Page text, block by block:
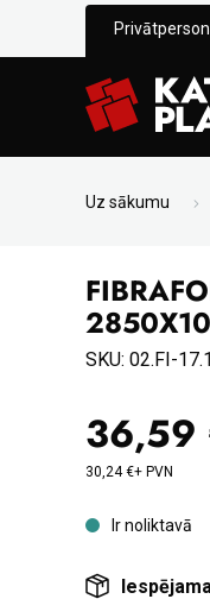
Uz sākumu
SKU: 02.FI-
36,59
30,24 €+ PVN
Ir noliktavā